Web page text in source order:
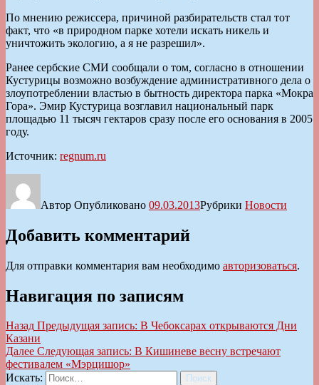
По мнению режиссера, причиной разбирательств стал тот
факт, что «в природном парке хотели искать никель и
уничтожить экологию, а я не разрешил».
Ранее сербские СМИ сообщали о том, согласно в отношении
Кустурицы возможно возбуждение административного дела о
злоупотреблении властью в бытность директора парка «Мокра
Гора». Эмир Кустурица возглавил национальный парк
площадью 11 тысяч гектаров сразу после его основания в 2005
году.
Источник: regnum.ru
Автор Опубликовано 09.03.2013Рубрики Новости
Добавить комментарий
Для отправки комментария вам необходимо авторизоваться.
Навигация по записям
Назад Предыдущая запись: В Чебоксарах открываются Дни
Казани
Далее Следующая запись: В Кишиневе весну встречают
фестивалем «Мэрцишор»
Искать:
Поиск